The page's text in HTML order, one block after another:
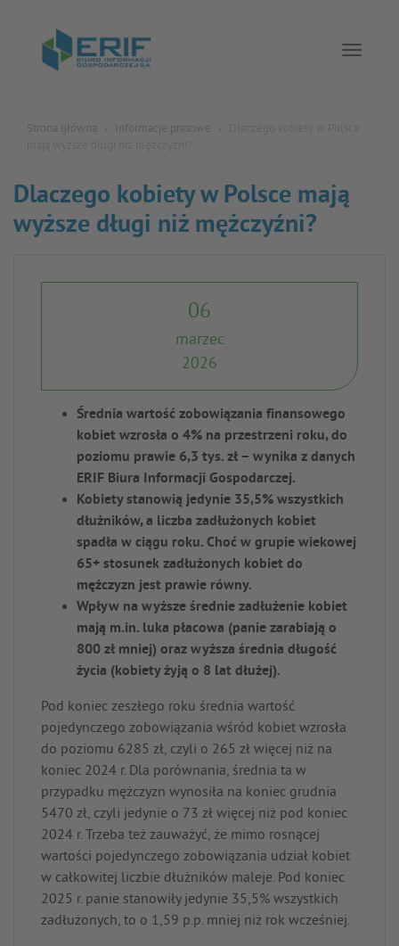
Strona główna Informacje prasowe
Dlaczego kobiety w Polsce mają
wyższe długi niż mężczyźni?
06
marzec
2026
Średnia wartość zobowiązania finansowego
kobiet wzrosła o 4% na przestrzeni roku, do
poziomu prawie 6,3 tys. zł – wynika z danych
ERIF Biura Informacji Gospodarczej.
Kobiety stanowią jedynie 35,5% wszystkich
dłużników, a liczba zadłużonych kobiet
spadła w ciągu roku. Choć w grupie wiekowej
65+ stosunek zadłużonych kobiet do
mężczyzn jest prawie równy.
Wpływ na wyższe średnie zadłużenie kobiet
mają m.in. luka płacowa (panie zarabiają o
800 zł mniej) oraz wyższa średnia długość
życia (kobiety żyją o 8 lat dłużej).
Pod koniec zeszłego roku średnia wartość
pojedynczego zobowiązania wśród kobiet wzrosła
do poziomu 6285 zł, czyli o 265 zł więcej niż na
koniec 2024 r. Dla porównania, średnia ta w
przypadku mężczyzn wynosiła na koniec grudnia
5470 zł, czyli jedynie o 73 zł więcej niż pod koniec
2024 r. Trzeba też zauważyć, że mimo rosnącej
wartości pojedynczego zobowiązania udział kobiet
w całkowitej liczbie dłużników maleje. Pod koniec
2025 r. panie stanowiły jedynie 35,5% wszystkich
zadłużonych, to o 1,59 p.p. mniej niż rok wcześniej.